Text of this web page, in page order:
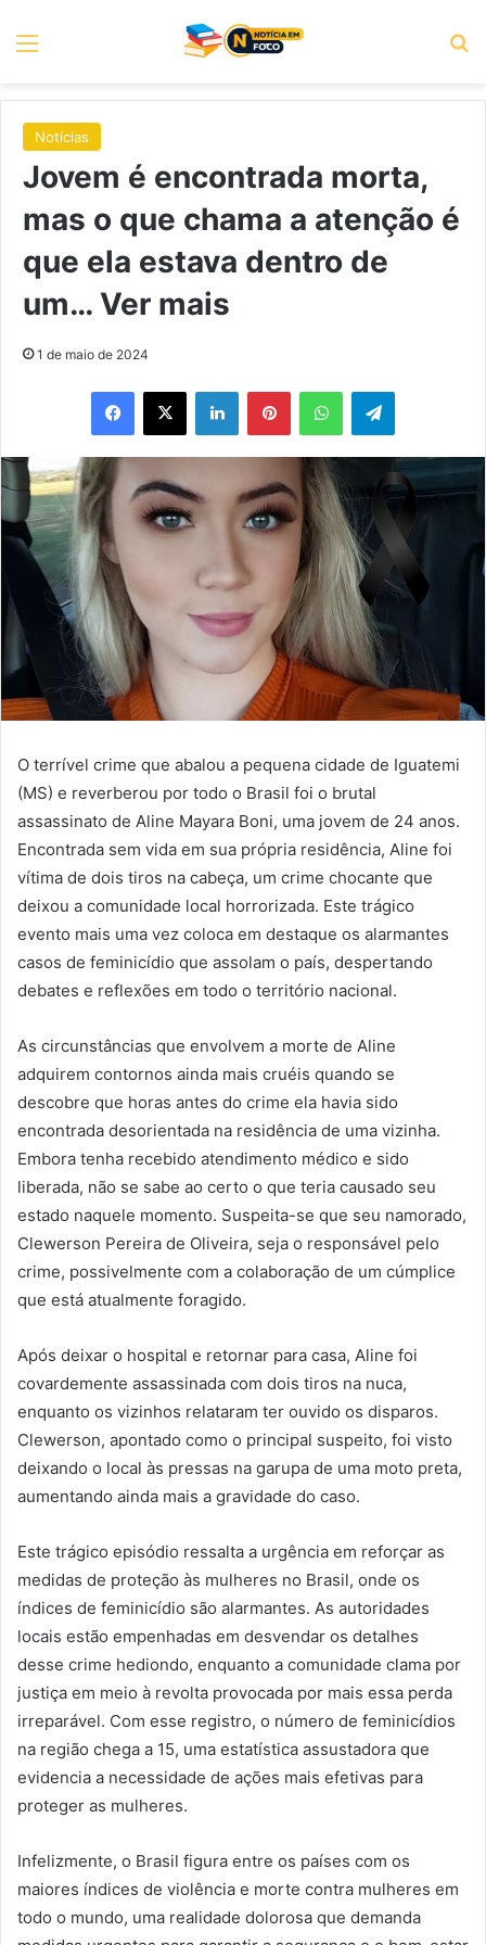
Menu
Notícias
Jovem é encontrada morta,
mas o que chama a atenção é
que ela estava dentro de
um… Ver mais
1 de maio de 2024
Facebook
X LinkedinPinterestWhatsAppTelegram
O terrível crime que abalou a pequena cidade de Iguatemi
(MS) e reverberou por todo o Brasil foi o brutal
assassinato de Aline Mayara Boni, uma jovem de 24 anos.
Encontrada sem vida em sua própria residência, Aline foi
vítima de dois tiros na cabeça, um crime chocante que
deixou a comunidade local horrorizada. Este trágico
evento mais uma vez coloca em destaque os alarmantes
casos de feminicídio que assolam o país, despertando
debates e reflexões em todo o território nacional.
As circunstâncias que envolvem a morte de Aline
adquirem contornos ainda mais cruéis quando se
descobre que horas antes do crime ela havia sido
encontrada desorientada na residência de uma vizinha.
Embora tenha recebido atendimento médico e sido
liberada, não se sabe ao certo o que teria causado seu
estado naquele momento. Suspeita-se que seu namorado,
Clewerson Pereira de Oliveira, seja o responsável pelo
crime, possivelmente com a colaboração de um cúmplice
que está atualmente foragido.
Após deixar o hospital e retornar para casa, Aline foi
covardemente assassinada com dois tiros na nuca,
enquanto os vizinhos relataram ter ouvido os disparos.
Clewerson, apontado como o principal suspeito, foi visto
deixando o local às pressas na garupa de uma moto preta,
aumentando ainda mais a gravidade do caso.
Este trágico episódio ressalta a urgência em reforçar as
medidas de proteção às mulheres no Brasil, onde os
índices de feminicídio são alarmantes. As autoridades
locais estão empenhadas em desvendar os detalhes
desse crime hediondo, enquanto a comunidade clama por
justiça em meio à revolta provocada por mais essa perda
irreparável. Com esse registro, o número de feminicídios
na região chega a 15, uma estatística assustadora que
evidencia a necessidade de ações mais efetivas para
proteger as mulheres.
Infelizmente, o Brasil figura entre os países com os
maiores índices de violência e morte contra mulheres em
todo o mundo, uma realidade dolorosa que demanda